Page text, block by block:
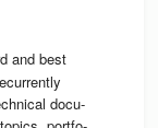
and best
docu­